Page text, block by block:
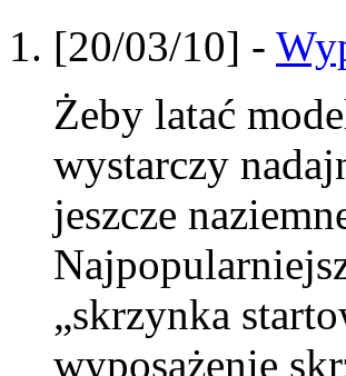
[20/03/10] -
Żeby latać
wystarczy
jeszcze
„skrzynka
wyposażenie